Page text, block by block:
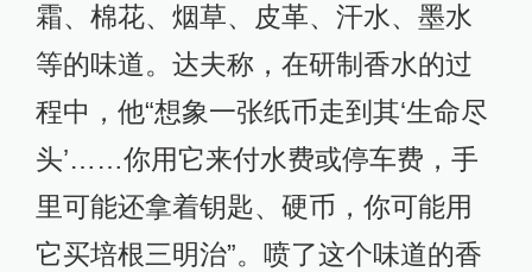
霜、棉花、烟草、皮革、汗水、墨水
等的味道。达夫称，在研制香水的过
程中，他“想象一张纸币走到其‘生命尽
头’……你用它来付水费或停车费，手
里可能还拿着钥匙、硬币，你可能用
它买培根三明治”。喷了这个味道的香